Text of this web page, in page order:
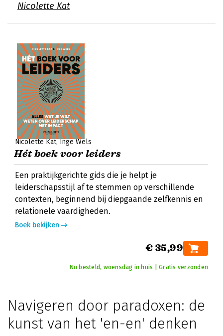
Nicolette Kat
Nicolette Kat Inge Wels
Hét boek voor leiders
Een praktijkgerichte gids die je helpt je
leiderschapsstijl af te stemmen op verschillende
contexten, beginnend bij diepgaande zelfkennis en
relationele vaardigheden.
Boek bekijken
€ 35,99
Nu besteld, woensdag in huis | Gratis verzonden
Navigeren door paradoxen: de
kunst van het 'en-en' denken